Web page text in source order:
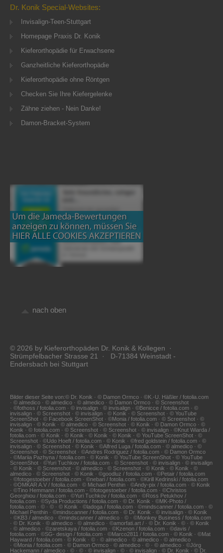
Dr. Konik Special-Websites:
Invisalign-Teen-Stuttgart
Homepage Praxis Dr. Konik
Kieferorthopädie für Erwachsene
Ganzheitliche Kieferorthopädie
Kieferorthopädie ohne Röntgen
Checken Sie Ihre Kiefergelenke
Zähne ziehen - Nein Danke!
Damon-Bracket-System
nach oben
© 2026 by Kieferorthopäden Dr. Konik & Kollegen ·
Strümpfelbacher Strasse 21 · D-71384 Weinstadt -
Endersbach bei Stuttgart
Bilder dieser Seite von:© Dr. Konik · © Damon Ormco · ©K.-U. Häßler / fotolia.com
· © almedico · © almedico · © almedico · © Damon Ormco · © Screenshot
· ©fothoss / fotolia.com · © invisalign · © invisalign · ©Benicce / fotolia.com · ©
invisalign · © Screenshot · © invisalign · © Konik · © Screenshot · © YouTube
ScreenShot · © Facebook ScreenShot · ©Monia / fotolia.com · © Screenshot · ©
invisalign · © Konik · © almedico · © Screenshot · © Konik · © Damon Ormco · ©
Konik · © fotolia.com · © Screenshot · © Screenshot · © invisalign · ©Knut Wiarda /
fotolia.com · © Konik · © Konik · © Konik · © Konik · © YouTube ScreenShot · ©
Screenshot · ©Udo Hoeft / fotolia.com · © Konik · ©fred goldstein / fotolia.com · ©
invisalign · © Screenshot · © Konik · ©Alfred Luga / fotolia.com · © almedico · ©
Screenshot · © Screenshot · ©Andres Rodriguez / fotolia.com · © Damon Ormco
· ©Mariia Pazhyna / fotolia.com · © Konik · © YouTube ScreenShot · © YouTube
ScreenShot · ©Yuri Tuchkov / fotolia.com · © Screenshot · © invisalign · © invisalign
· © Konik · © Screenshot · © almedico · © Screenshot · © Konik · © Konik · ©
almedico · © Screenshot · © Konik · ©goodluz / fotolia.com · ©Petair / fotolia.com
· ©fotogestoeber / fotolia.com · ©nebari / fotolia.com · ©Kirill Kedrinski / fotolia.com
· ©OMKAR A.V / fotolia.com · © Michael Penthin · ©Andy-pix / fotolia.com · © Konik
· ©Tino Hemmann / fotolia.com · ©fotogestoeber / fotolia.com · ©Christos
Georghiou / fotolia.com · ©Yuri Tuchkov / fotolia.com · ©Ross Petukhov /
fotolia.com · ©Syda Productions / fotolia.com · © Dr. Konik · ©MK-Photo /
fotolia.com · © · © · © Konik · ©ladoga / fotolia.com · ©mindscanner / fotolia.com · ©
Michael Penthin · ©mindscanner / fotolia.com · © Dr. Konik · © invisalign · © Konik
· ©KB3 / almedico · ©mindscanner / almedico · © · ©Monkey Business / fotolia.com
· © Dr. Konik · © almedico · © almedico · ©amorfati.art / · © Dr. Konik · © · © Konik
· © almedico · ©zaretskaya / fotolia.com · ©Kzenon / fotolia.com · ©davis /
fotolia.com · ©SG- design / fotolia.com · ©Marco2811 / fotolia.com · © Konik · ©Mat
Hayward / fotolia.com · © Konik · © · © almedico · © almedico · © almedico
· ©Monia / fotolia.com · © Damon Ormco · © almedico · © · © almedico · ©Jörg
Hackemann / almedico · © · © · © invisalign · © · © invisalign · © Dr. Konik · © Dr.